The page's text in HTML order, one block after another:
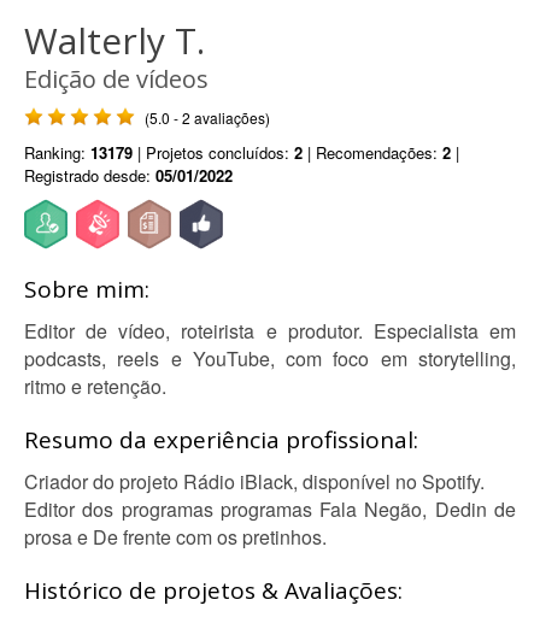
Walterly T.
Edição de vídeos
(5.0 - 2 avaliações)
Ranking: 13179 | Projetos concluídos: 2 | Recomendações: 2 |
Registrado desde: 05/01/2022
Sobre mim:
Editor de vídeo, roteirista e produtor. Especialista em
podcasts, reels e YouTube, com foco em storytelling,
ritmo e retenção.
Resumo da experiência profissional:
Criador do projeto Rádio iBlack, disponível no Spotify.
Editor dos programas programas Fala Negão, Dedin de
prosa e De frente com os pretinhos.
Histórico de projetos & Avaliações: